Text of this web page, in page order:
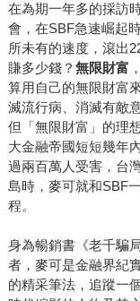
了這本《幣漲無疑
風暴》早兩周上市
了快二分之一，因
後各大媒體所公布
都在榜上。從主流媒
《洛杉磯時報》、
Verge》、《連線》
榮。如果你想找一
在為期一年多的採訪
會，在SBF急速崛起
所未有的速度，滾出
賺多少錢？ 無限財富
算用自己的無限財富
滅流行病、消滅有敵
但「無限財富」的理
大金融帝國短短幾年
過兩百萬人受害，台
島時，麥可就和SBF
程。
身為暢銷書《老千騙
者，麥可是金融界紀
的精采筆法，追蹤一